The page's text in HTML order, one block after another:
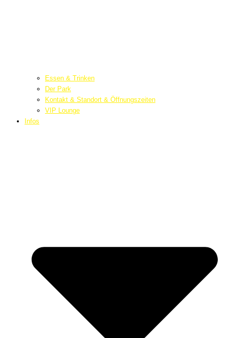
Essen & Trinken
Der Park
Kontakt & Standort & Öffnungszeiten
VIP Lounge
Infos